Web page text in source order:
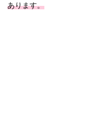
あります。